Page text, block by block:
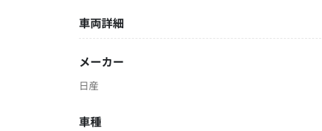
車両詳細
メーカー
日産
車種